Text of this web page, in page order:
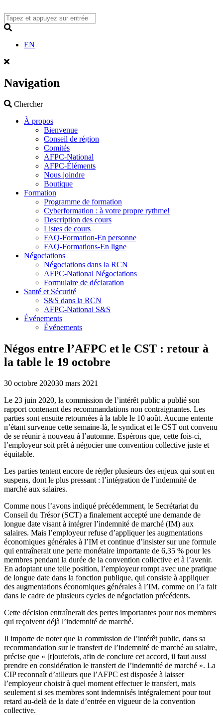
to
content
EN
Navigation
ChercherSearch
À propos
Bienvenue
Conseil de région
Comités
AFPC-National
AFPC-Éléments
Nous joindre
Boutique
Formation
Programme de formation
Cyberformation : à votre propre rythme!
Description des cours
Listes de cours
FAQ-Formation-En personne
FAQ-Formations-En ligne
Négociations
Négociations dans la RCN
AFPC-National Négociations
Formulaire de déclaration
Santé et Sécurité
S&S dans la RCN
AFPC-National S&S
Événements
Événements
Négos entre l’AFPC et le CST : retour à
la table le 19 octobre
30 octobre 202030 mars 2021
Le 23 juin 2020, la commission de l’intérêt public a publié son
rapport contenant des recommandations non contraignantes. Les
parties sont ensuite retournées à la table le 10 août. Aucune entente
n’étant survenue cette semaine-là, le syndicat et le CST ont convenu
de se réunir à nouveau à l’automne. Espérons que, cette fois-ci,
l’employeur soit prêt à négocier une convention collective juste et
équitable.
Les parties tentent encore de régler plusieurs des enjeux qui sont en
suspens, dont le plus pressant : l’intégration de l’indemnité de
marché aux salaires.
Comme nous l’avons indiqué précédemment, le Secrétariat du
Conseil du Trésor (SCT) a finalement accepté une demande de
longue date visant à intégrer l’indemnité de marché (IM) aux
salaires. Mais l’employeur refuse d’appliquer les augmentations
économiques générales à l’IM et continue d’insister sur une formule
qui entraînerait une perte monétaire importante de 6,35 % pour les
membres pendant la durée de la convention collective et à l’avenir.
En adoptant une telle position, l’employeur rompt avec une pratique
de longue date dans la fonction publique, qui consiste à appliquer
des augmentations économiques générales à l’IM, comme on l’a fait
dans le cadre de plusieurs cycles de négociation précédents.
Cette décision entraînerait des pertes importantes pour nos membres
qui reçoivent déjà l’indemnité de marché.
Il importe de noter que la commission de l’intérêt public, dans sa
recommandation sur le transfert de l’indemnité de marché au salaire,
précise que « [t]outefois, afin de conclure cet accord, il faut aussi
prendre en considération le transfert de l’indemnité de marché ». La
CIP reconnaît d’ailleurs que l’AFPC est disposée à laisser
l’employeur choisir à quel moment effectuer le transfert, mais
seulement si ses membres sont indemnisés intégralement pour tout
retard au-delà de la date d’entrée en vigueur de la convention
collective.